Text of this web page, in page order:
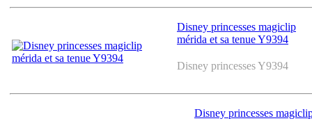
Disney princesses magiclip
mérida et sa tenue Y9394
Disney princesses Y9394
Disney princesses